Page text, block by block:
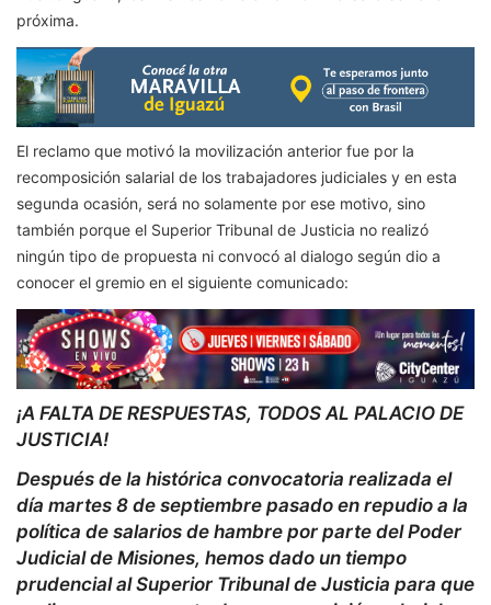
próxima.
El reclamo que motivó la movilización anterior fue por la
recomposición salarial de los trabajadores judiciales y en esta
segunda ocasión, será no solamente por ese motivo, sino
también porque el Superior Tribunal de Justicia no realizó
ningún tipo de propuesta ni convocó al dialogo según dio a
conocer el gremio en el siguiente comunicado:
¡A FALTA DE RESPUESTAS, TODOS AL PALACIO DE
JUSTICIA!
Después de la histórica convocatoria realizada el
día martes 8 de septiembre pasado en repudio a la
política de salarios de hambre por parte del Poder
Judicial de Misiones, hemos dado un tiempo
prudencial al Superior Tribunal de Justicia para que